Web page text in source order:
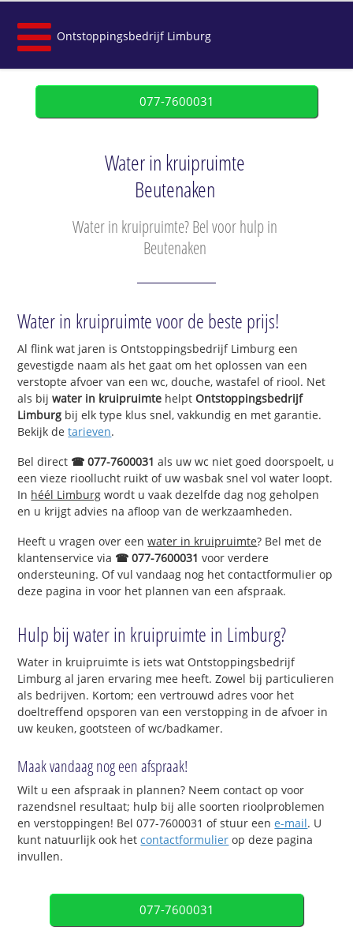
Ontstoppingsbedrijf Limburg
077-7600031
Water in kruipruimte
Beutenaken
Water in kruipruimte? Bel voor hulp in
Beutenaken
Water in kruipruimte voor de beste prijs!
Al flink wat jaren is Ontstoppingsbedrijf Limburg een
gevestigde naam als het gaat om het oplossen van een
verstopte afvoer van een wc, douche, wastafel of riool. Net
als bijwater in kruipruimte helptOntstoppingsbedrijf
Limburg bij elk type klus snel, vakkundig en met garantie.
Bekijk detarieven.
Bel direct ☎ 077-7600031 als uw wc niet goed doorspoelt, u
een vieze rioollucht ruikt of uw wasbak snel vol water loopt.
In héél Limburg wordt u vaak dezelfde dag nog geholpen
en u krijgt advies na afloop van de werkzaamheden.
Heeft u vragen over eenwater in kruipruimte? Bel met de
klantenservice via ☎ 077-7600031 voor verdere
ondersteuning. Of vul vandaag nog het contactformulier op
deze pagina in voor het plannen van een afspraak.
Hulp bij water in kruipruimte in Limburg?
Water in kruipruimte is iets wat Ontstoppingsbedrijf
Limburg al jaren ervaring mee heeft. Zowel bij particulieren
als bedrijven. Kortom; een vertrouwd adres voor het
doeltreffend opsporen van een verstopping in de afvoer in
uw keuken, gootsteen of wc/badkamer.
Maak vandaag nog een afspraak!
Wilt u een afspraak in plannen? Neem contact op voor
razendsnel resultaat; hulp bij alle soorten rioolproblemen
en verstoppingen! Bel 077-7600031 of stuur eene-mail. U
kunt natuurlijk ook hetcontactformulier op deze pagina
invullen.
077-7600031